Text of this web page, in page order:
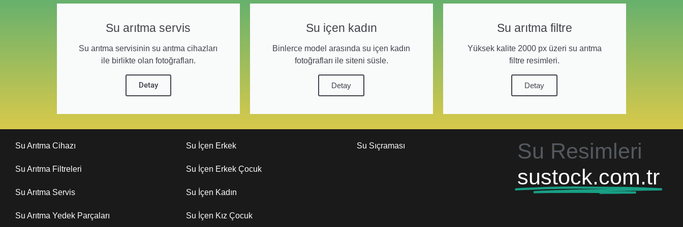
Su arıtma servis
Su arıtma servisinin su arıtma cihazları
ile birlikte olan fotoğrafları.
Detay
Su içen kadın
Binlerce model arasında su içen kadın
fotoğrafları ile siteni süsle.
Detay
Su arıtma filtre
Yüksek kalite 2000 px üzeri su arıtma
filtre resimleri.
Detay
Su Arıtma Cihazı
Su Arıtma Filtreleri
Su Arıtma Servis
Su Arıtma Yedek Parçaları
Su İçen Erkek
Su İçen Erkek Çocuk
Su İçen Kadın
Su İçen Kız Çocuk
Su Sıçraması
Su Resimleri
sustock.com.tr